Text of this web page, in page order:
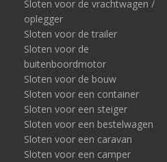
Sloten voor de vrachtwagen /
oplegger
Sloten voor de trailer
Sloten voor de
buitenboordmotor
Sloten voor de bouw
Sloten voor een container
Sloten voor een steiger
Sloten voor een bestelwagen
Sloten voor een caravan
Sloten voor een camper